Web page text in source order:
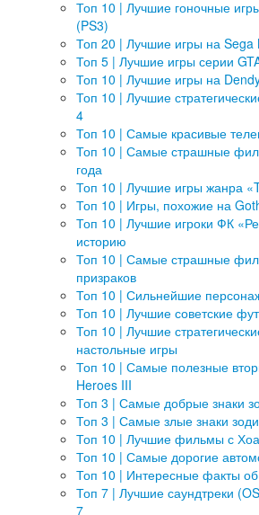
Топ 10 | Лучшие гоночные
(PS3)
Топ 20 | Лучшие игры на Sega
Топ 5 | Лучшие игры серии
Топ 10 | Лучшие игры на
Топ 10 | Лучшие
4
Топ 10 | Самые красивые
Топ 10 | Самые страшные
года
Топ 10 | Лучшие игры жанра
Топ 10 | Игры, похожие на
Топ 10 | Лучшие игроки ФК
историю
Топ 10 | Самые страшные
призраков
Топ 10 | Сильнейшие
Топ 10 | Лучшие советские
Топ 10 | Лучшие
настольные игры
Топ 10 | Самые полезные
Heroes III
Топ 3 | Самые добрые знаки
Топ 3 | Самые злые знаки
Топ 10 | Лучшие фильмы с
Топ 10 | Самые дорогие
Топ 10 | Интересные факты
Топ 7 | Лучшие саундтреки
7